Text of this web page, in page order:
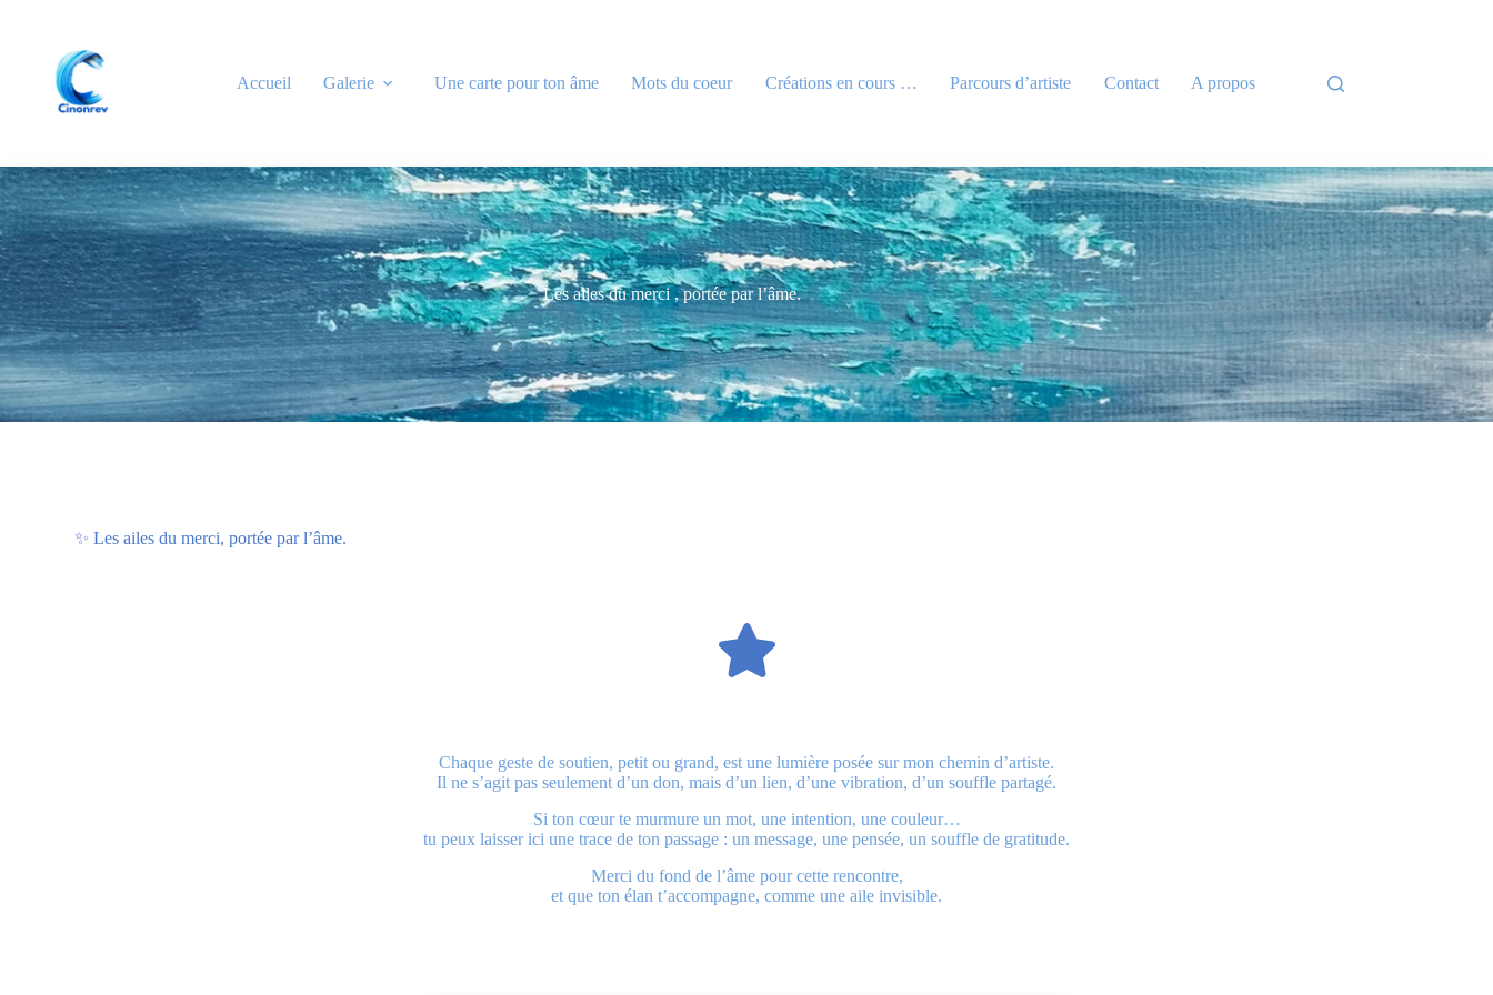
Accueil Galerie Une carte pour ton âme Mots du coeur Créations en cours … Parcours d’artiste Contact A propos
Les ailes du merci , portée par l’âme.
✨ Les ailes du merci, portée par l’âme.
Chaque geste de soutien, petit ou grand, est une lumière posée sur mon chemin d’artiste.
Il ne s’agit pas seulement d’un don, mais d’un lien, d’une vibration, d’un souffle partagé.
Si ton cœur te murmure un mot, une intention, une couleur…
tu peux laisser ici une trace de ton passage : un message, une pensée, un souffle de gratitude.
Merci du fond de l’âme pour cette rencontre,
et que ton élan t’accompagne, comme une aile invisible.